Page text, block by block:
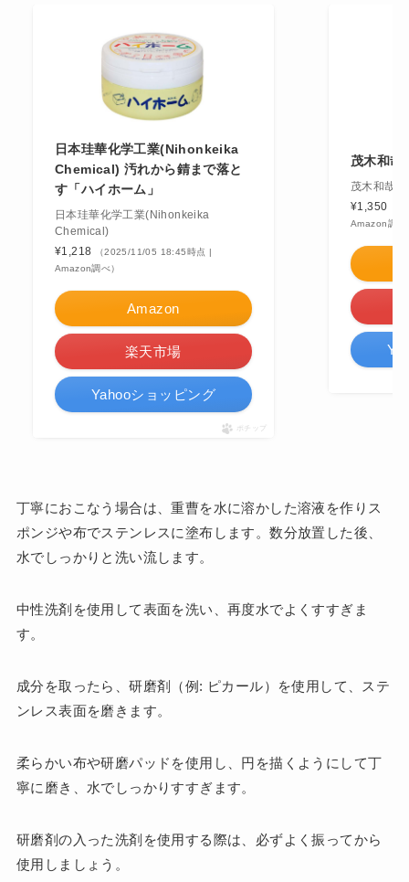
日本珪華化学工業(Nihonkeika
Chemical) 汚れから錆まで落と
す「ハイホーム」
日本珪華化学工業(Nihonkeika
Chemical)
¥1,218
（2025/11/05 18:45時点 |
Amazon調べ）
Amazon
楽天市場
Yahooショッピング
ポチップ
茂木和哉
茂木和哉
¥1,350
Amazon調べ
丁寧におこなう場合は、重曹を水に溶かした溶液を作りス
ポンジや布でステンレスに塗布します。数分放置した後、
水でしっかりと洗い流します。
中性洗剤を使用して表面を洗い、再度水でよくすすぎま
す。
成分を取ったら、研磨剤（例: ピカール）を使用して、ステ
ンレス表面を磨きます。
柔らかい布や研磨パッドを使用し、円を描くようにして丁
寧に磨き、水でしっかりすすぎます​​​​。
研磨剤の入った洗剤を使用する際は、必ずよく振ってから
使用しましょう。